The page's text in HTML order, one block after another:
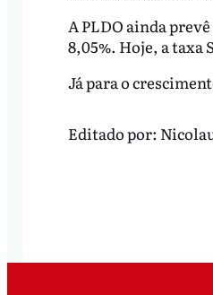
A PLDO ainda
8,05%. Hoje, a taxa
Já para o
Editado por: